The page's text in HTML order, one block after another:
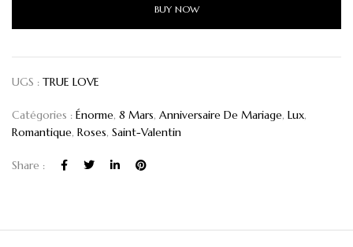
BUY NOW
UGS : TRUE LOVE
Catégories : Énorme, 8 Mars, Anniversaire De Mariage, Lux,
Romantique, Roses, Saint-Valentin
Share :